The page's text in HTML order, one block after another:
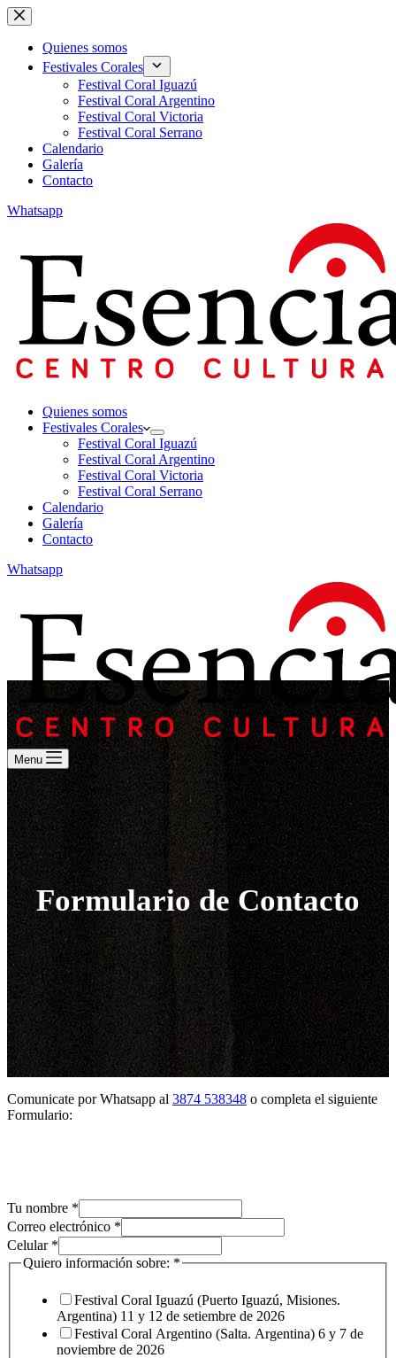
Skip
to
contentQuienes somos
Festivales Corales
Festival Coral Iguazú
Festival Coral Argentino
Festival Coral Victoria
Festival Coral Serrano
Calendario
Galería
Contacto
Whatsapp
Quienes somos
Festivales Corales
Festival Coral Iguazú
Festival Coral Argentino
Festival Coral Victoria
Festival Coral Serrano
Calendario
Galería
Contacto
Whatsapp
Menu
Formulario de Contacto
Comunicate por Whatsapp al 3874 538348 o completa el siguiente
Formulario:
integrantes
nombre
Quiero
Tu nombre *
Correo electrónico *
Celular *
Quiero información sobre: *
Festival Coral Iguazú (Puerto Iguazú, Misiones.
Argentina) 11 y 12 de setiembre de 2026
Festival Coral Argentino (Salta. Argentina) 6 y 7 de
noviembre de 2026